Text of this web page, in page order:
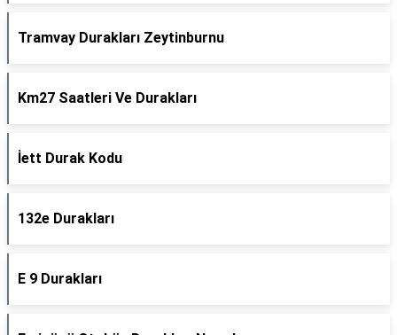
Tramvay Durakları Zeytinburnu
Km27 Saatleri Ve Durakları
İett Durak Kodu
132e Durakları
E 9 Durakları